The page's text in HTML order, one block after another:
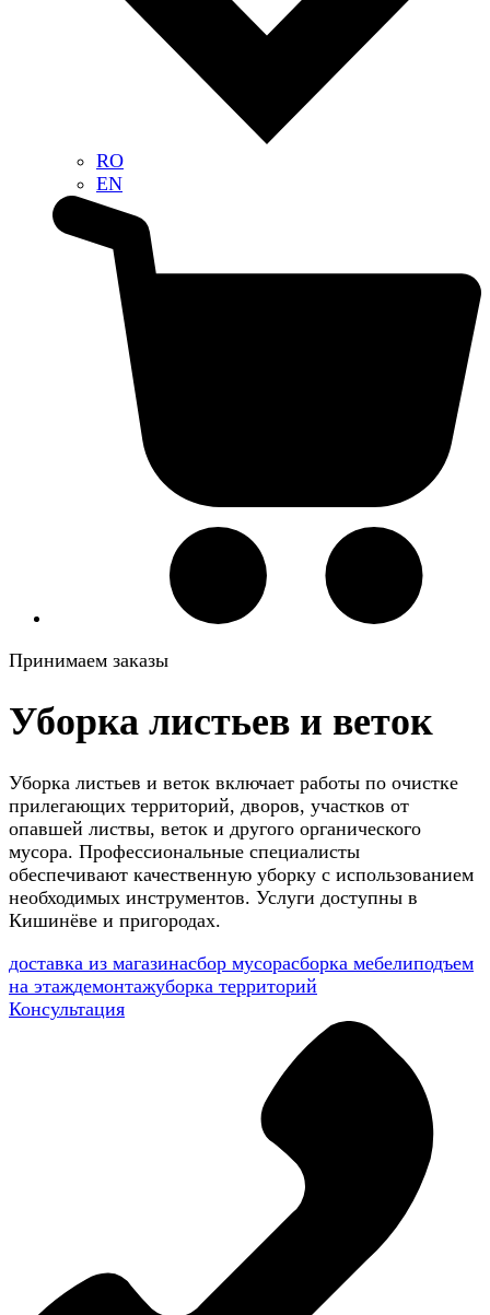
RO
EN
Принимаем заказы
Уборка листьев и веток
Уборка листьев и веток включает работы по очистке
прилегающих территорий, дворов, участков от
опавшей листвы, веток и другого органического
мусора. Профессиональные специалисты
обеспечивают качественную уборку с использованием
необходимых инструментов. Услуги доступны в
Кишинёве и пригородах.
доставка из магазинасбор мусорасборка мебелиподъем
на этаждемонтажуборка территорий
Консультация